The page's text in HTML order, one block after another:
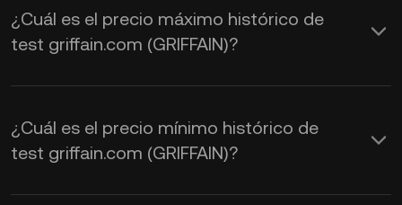
precios de USD en tiempo real para
test griffain.com (GRIFFAIN). El valor de
sentimiento del mercado. Usa la
Calculadora de KuCoin para ver los
tipos de cambio deGRIFFAIN a USD en
¿Cuál es el precio máximo histórico de
test griffain.com (GRIFFAIN)?
¿Cuál es el precio mínimo histórico de
test griffain.com (GRIFFAIN)?